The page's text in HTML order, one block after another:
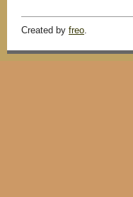
Created by freo.